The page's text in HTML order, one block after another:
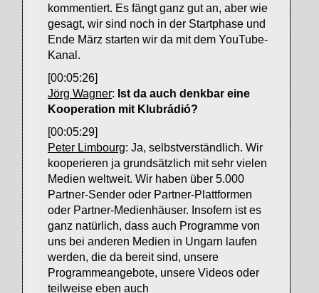
kommentiert. Es fängt ganz gut an, aber wie
gesagt, wir sind noch in der Startphase und
Ende März starten wir da mit dem YouTube-
Kanal.
[00:05:26]
Jörg Wagner: Ist da auch denkbar eine
Kooperation mit Klubrádió?
[00:05:29]
Peter Limbourg: Ja, selbstverständlich. Wir
kooperieren ja grundsätzlich mit sehr vielen
Medien weltweit. Wir haben über 5.000
Partner-Sender oder Partner-Plattformen
oder Partner-Medienhäuser. Insofern ist es
ganz natürlich, dass auch Programme von
uns bei anderen Medien in Ungarn laufen
werden, die da bereit sind, unsere
Programmeangebote, unsere Videos oder
teilweise eben auch